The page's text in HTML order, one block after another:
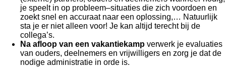
je speelt in op probleem–situaties die zich voordoen en
zoekt snel en accuraat naar een oplossing,… Natuurlijk
sta je er niet alleen voor! Je kan altijd terecht bij de
collega’s.
Na afloop van een vakantiekamp verwerk je evaluaties
van ouders, deelnemers en vrijwilligers en zorg je dat de
nodige administratie in orde is.